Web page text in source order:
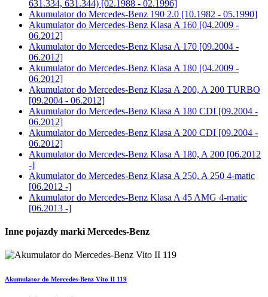
631.334, 631.344) [02.1988 - 02.1996]
Akumulator do Mercedes-Benz 190 2.0 [10.1982 - 05.1990]
Akumulator do Mercedes-Benz Klasa A 160 [04.2009 -
06.2012]
Akumulator do Mercedes-Benz Klasa A 170 [09.2004 -
06.2012]
Akumulator do Mercedes-Benz Klasa A 180 [04.2009 -
06.2012]
Akumulator do Mercedes-Benz Klasa A 200, A 200 TURBO
[09.2004 - 06.2012]
Akumulator do Mercedes-Benz Klasa A 180 CDI [09.2004 -
06.2012]
Akumulator do Mercedes-Benz Klasa A 200 CDI [09.2004 -
06.2012]
Akumulator do Mercedes-Benz Klasa A 180, A 200 [06.2012
-]
Akumulator do Mercedes-Benz Klasa A 250, A 250 4-matic
[06.2012 -]
Akumulator do Mercedes-Benz Klasa A 45 AMG 4-matic
[06.2013 -]
Inne pojazdy marki Mercedes-Benz
Akumulator do Mercedes-Benz Vito II 119